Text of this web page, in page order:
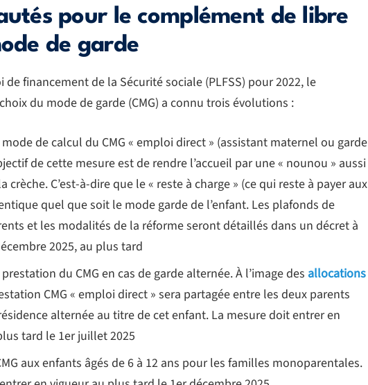
pour le complément de libre
de garde
financement de la Sécurité sociale (PLFSS) pour 2022, le
du mode de garde (CMG) a connu trois évolutions :
de calcul du CMG « emploi direct » (assistant maternel ou garde
de cette mesure est de rendre l’accueil par une « nounou » aussi
crèche. C’est-à-dire que le « reste à charge » (ce qui reste à payer aux
quel que soit le mode garde de l’enfant. Les plafonds de
et les modalités de la réforme seront détaillés dans un décret à
2025, au plus tard
du CMG en cas de garde alternée. À l’image des allocations
CMG « emploi direct » sera partagée entre les deux parents
alternée au titre de cet enfant. La mesure doit entrer en
tard le 1er juillet 2025
aux enfants âgés de 6 à 12 ans pour les familles monoparentales.